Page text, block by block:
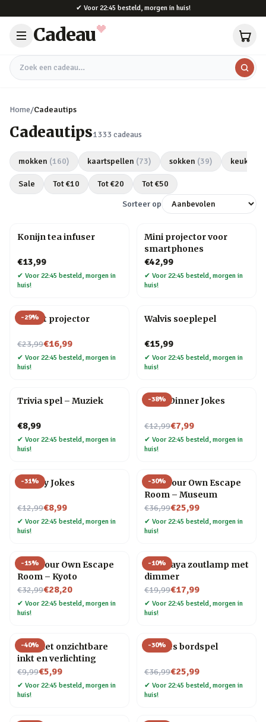
✔ Voor 22:45 besteld, morgen in huis!
Cadeau
Zoek een cadeau
Home/Cadeautips
Cadeautips1333 cadeaus
mokken (160) kaartspellen (73) sokken (39)
Sale Tot €10 Tot €20 Tot €50
Sorteer op
Konijn tea infuser
€13,99
✔ Voor 22:45 besteld, morgen in
huis!
Mini projector voor
smartphones
€42,99
✔ Voor 22:45 besteld, morgen in
huis!
-29%
Olifant projector
€23,99
Nu voor€16,99
✔ Voor 22:45 besteld, morgen in
huis!
Walvis soeplepel
€15,99
✔ Voor 22:45 besteld, morgen in
huis!
Trivia spel – Muziek
€8,99
✔ Voor 22:45 besteld, morgen in
huis!
-38%
After Dinner Jokes
€12,99
Nu voor€7,99
✔ Voor 22:45 besteld, morgen in
huis!
-31%
Cheesy Jokes
€12,99
Nu voor€8,99
✔ Voor 22:45 besteld, morgen in
huis!
-30%
Host Your Own Escape
Room – Museum
€36,99
Nu voor€25,99
✔ Voor 22:45 besteld, morgen in
huis!
-15%
Host Your Own Escape
Room – Kyoto
€32,99
Nu voor€28,20
✔ Voor 22:45 besteld, morgen in
huis!
-10%
Himalaya zoutlamp met
dimmer
€19,99
Nu voor€17,99
✔ Voor 22:45 besteld, morgen in
huis!
-40%
Pen met onzichtbare
inkt en verlichting
€9,99
Nu voor€5,99
✔ Voor 22:45 besteld, morgen in
huis!
-30%
Foodies bordspel
€36,99
Nu voor€25,99
✔ Voor 22:45 besteld, morgen in
huis!